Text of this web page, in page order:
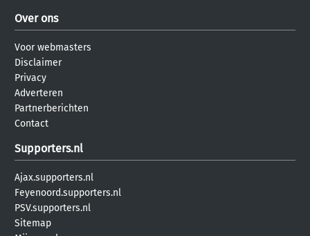
Over ons
Voor webmasters
Disclaimer
Privacy
Adverteren
Partnerberichten
Contact
Supporters.nl
Ajax.supporters.nl
Feyenoord.supporters.nl
PSV.supporters.nl
Sitemap